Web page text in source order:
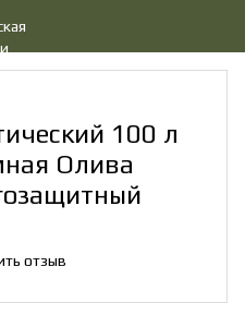
100 л
Олива
отзыв